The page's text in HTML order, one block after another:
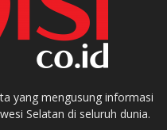
yang mengusung informasi
Selatan di seluruh dunia.